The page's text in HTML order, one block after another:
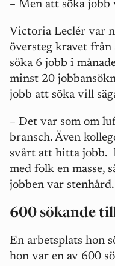
– Men att söka jobb
Victoria Leclér var
översteg kravet
söka 6 jobb i
minst 20
jobb att söka vill
– Det var som om
bransch. Även
svårt att hitta jobb.
med folk en masse,
jobben var stenhård.
600 sökande
En arbetsplats hon
hon var en av 600